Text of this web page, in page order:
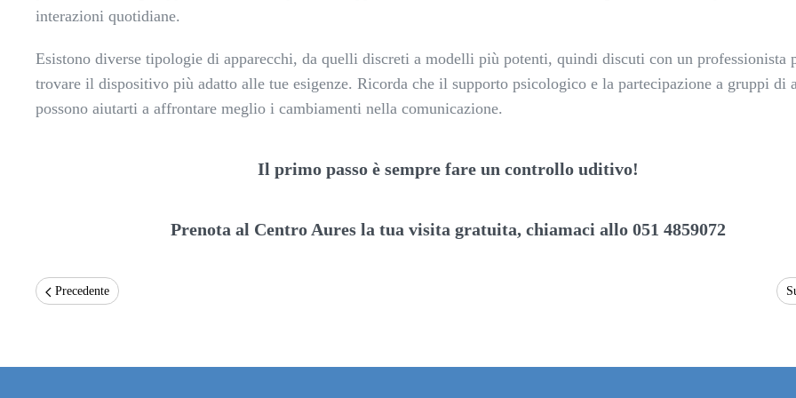
interazioni quotidiane.
Esistono diverse tipologie di apparecchi, da quelli discreti a modelli più potenti, quindi discuti con un professionista
trovare il dispositivo più adatto alle tue esigenze. Ricorda che il supporto psicologico e la partecipazione a gruppi di
possono aiutarti a affrontare meglio i cambiamenti nella comunicazione.
Il primo passo è sempre fare un controllo uditivo!
Prenota al Centro Aures la tua visita gratuita, chiamaci allo 051 4859072
Precedente